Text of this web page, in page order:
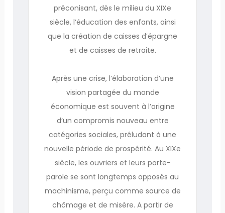
préconisant, dès le milieu du XIXe
siècle, l’éducation des enfants, ainsi
que la création de caisses d’épargne
et de caisses de retraite.
Après une crise, l’élaboration d’une
vision partagée du monde
économique est souvent à l’origine
d’un compromis nouveau entre
catégories sociales, préludant à une
nouvelle période de prospérité. Au XIXe
siècle, les ouvriers et leurs porte-
parole se sont longtemps opposés au
machinisme, perçu comme source de
chômage et de misère. A partir de